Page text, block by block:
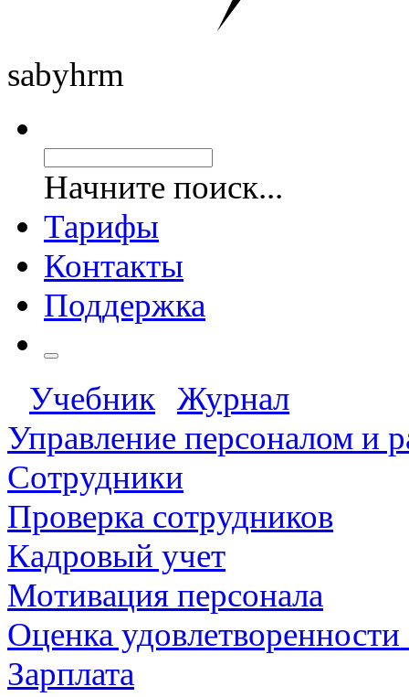
sabyhrm
Начните поиск...
Тарифы
Контакты
Поддержка
Учебник
Журнал
Управление персоналом и
Сотрудники
Проверка сотрудников
Кадровый учет
Мотивация персонала
Оценка
Зарплата